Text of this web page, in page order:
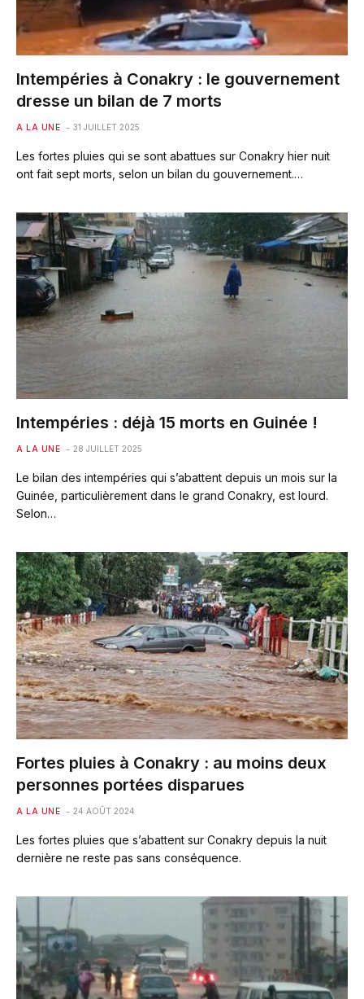
Intempéries à Conakry : le gouvernement
dresse un bilan de 7 morts
A LA UNE 31 JUILLET 2025
Les fortes pluies qui se sont abattues sur Conakry hier nuit
ont fait sept morts, selon un bilan du gouvernement.…
Intempéries : déjà 15 morts en Guinée !
A LA UNE 28 JUILLET 2025
Le bilan des intempéries qui s’abattent depuis un mois sur la
Guinée, particulièrement dans le grand Conakry, est lourd.
Selon…
Fortes pluies à Conakry : au moins deux
personnes portées disparues
A LA UNE 24 AOÛT 2024
Les fortes pluies que s’abattent sur Conakry depuis la nuit
dernière ne reste pas sans conséquence.